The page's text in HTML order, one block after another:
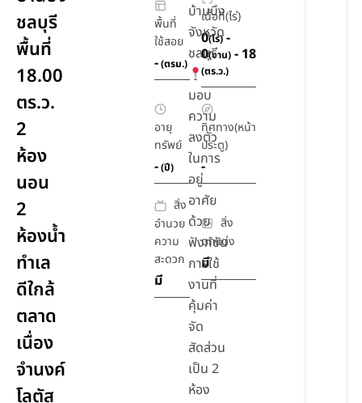
ชลบุรี
พื้นที่
18.00
ตร.ว.
2
ห้อง
นอน
2
ห้องน้ำ
ทำเล
ดีใกล้
ตลาด
เนื่อง
จำนงค์
โลตัส
พื้นที่
ใช้สอย
-(ตรม.)
เนื้อที่(ไร่)
0(ไร่)-
0(งาน) - 18
(ตร.ว.)
อายุ
ทรัพย์
-(ปี)
ทิศทาง(หน้า
ประตู)
-
สิ่ง
อำนวย
ความ
สะดวก
มี
สิ่ง
ตกแต่ง
มี
บ้านบึง
จังหวัด
ชลบุรี
มอบ
ความ
ลงตัว
ในการ
อยู่
อาศัย
ด้วย
ฟังก์ชัน
การใช้
งานที่
คุ้มค่า
จัด
สัดส่วน
เป็น 2
ห้อง